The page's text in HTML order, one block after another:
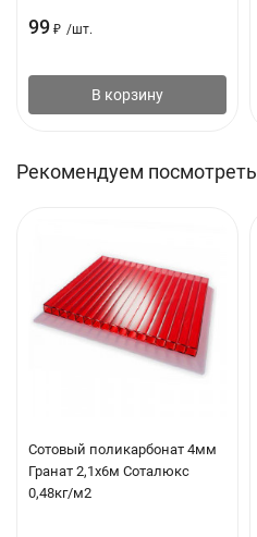
99 ₽ /шт.
В корзину
Рекомендуем посмотреть
Сотовый поликарбонат 4мм
Гранат 2,1х6м Соталюкс
0,48кг/м2